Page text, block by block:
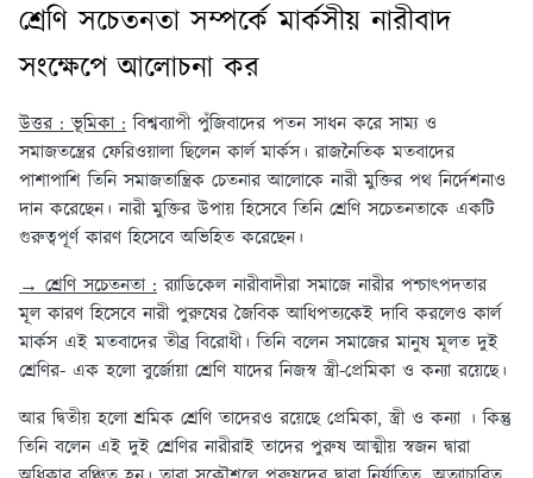
শ্রেণি সচেতনতা সম্পর্কে মার্কসীয় নারীবাদ
সংক্ষেপে আলোচনা কর
উত্তর : ভূমিকা : বিশ্বব্যাপী পুঁজিবাদের পতন সাধন করে সাম্য ও
সমাজতন্ত্রের ফেরিওয়ালা ছিলেন কার্ল মার্কস। রাজনৈতিক মতবাদের
পাশাপাশি তিনি সমাজতান্ত্রিক চেতনার আলোকে নারী মুক্তির পথ নির্দেশনাও
দান করেছেন। নারী মুক্তির উপায় হিসেবে তিনি শ্রেণি সচেতনতাকে একটি
গুরুত্বপূর্ণ কারণ হিসেবে অভিহিত করেছেন।
→ শ্রেণি সচেতনতা : র‍্যাডিকেল নারীবাদীরা সমাজে নারীর পশ্চাৎপদতার
মূল কারণ হিসেবে নারী পুরুষের জৈবিক আধিপত্যকেই দাবি করলেও কার্ল
মার্কস এই মতবাদের তীব্র বিরোধী। তিনি বলেন সমাজের মানুষ মূলত দুই
শ্রেণির- এক হলো বুর্জোয়া শ্রেণি যাদের নিজস্ব স্ত্রী-প্রেমিকা ও কন্যা রয়েছে।
আর দ্বিতীয় হলো শ্রমিক শ্রেণি তাদেরও রয়েছে প্রেমিকা, স্ত্রী ও কন্যা । কিন্তু
তিনি বলেন এই দুই শ্রেণির নারীরাই তাদের পুরুষ আত্মীয় স্বজন দ্বারা